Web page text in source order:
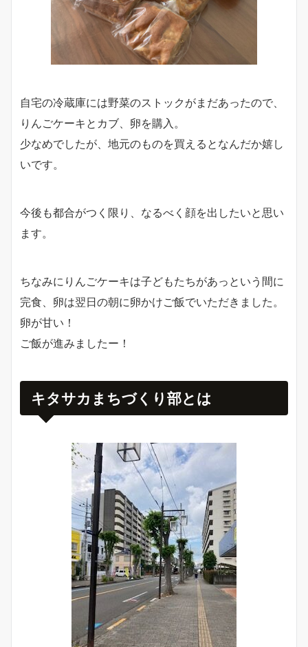
自宅の冷蔵庫には野菜のストックがまだあったので、
りんごケーキとカブ、卵を購入。
少なめでしたが、地元のものを買えるとなんだか嬉し
いです。
今後も都合がつく限り、なるべく顔を出したいと思い
ます。
ちなみにりんごケーキは子どもたちがあっという間に
完食、卵は翌日の朝に卵かけご飯でいただきました。
卵が甘い！
ご飯が進みましたー！
キタサカまちづくり部とは